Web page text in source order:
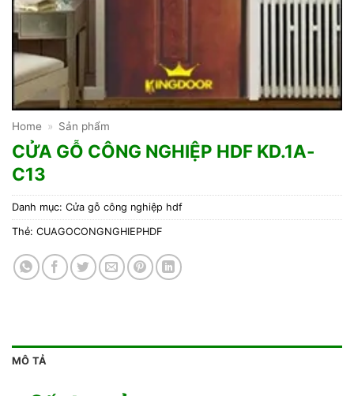
Home » Sản phẩm
CỬA GỖ CÔNG NGHIỆP HDF KD.1A-
C13
Danh mục: Cửa gỗ công nghiệp hdf
Thẻ: CUAGOCONGNGHIEPHDF
MÔ TẢ